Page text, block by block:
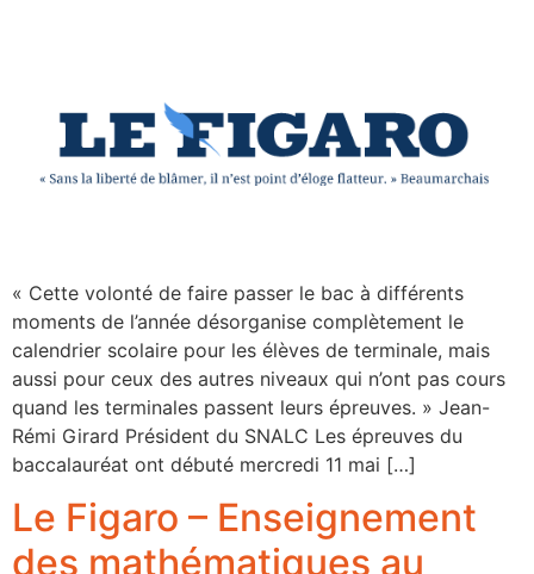
« Cette volonté de faire passer le bac à différents
moments de l’année désorganise complètement le
calendrier scolaire pour les élèves de terminale, mais
aussi pour ceux des autres niveaux qui n’ont pas cours
quand les terminales passent leurs épreuves. » Jean-
Rémi Girard Président du SNALC Les épreuves du
baccalauréat ont débuté mercredi 11 mai […]
Le Figaro – Enseignement
des mathématiques au